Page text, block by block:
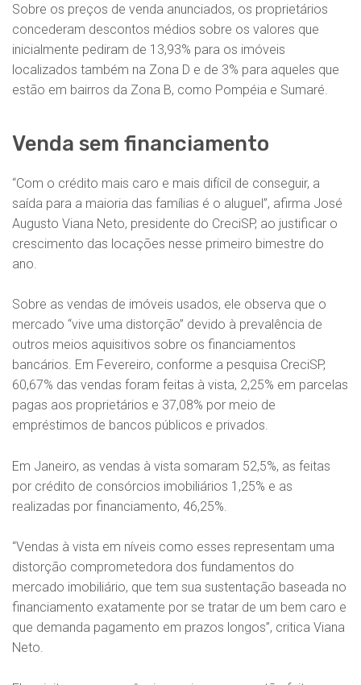
Sobre os preços de venda anunciados, os proprietários
concederam descontos médios sobre os valores que
inicialmente pediram de 13,93% para os imóveis
localizados também na Zona D e de 3% para aqueles que
estão em bairros da Zona B, como Pompéia e Sumaré.
Venda sem financiamento
“Com o crédito mais caro e mais difícil de conseguir, a
saída para a maioria das famílias é o aluguel”, afirma José
Augusto Viana Neto, presidente do CreciSP, ao justificar o
crescimento das locações nesse primeiro bimestre do
ano.
Sobre as vendas de imóveis usados, ele observa que o
mercado “vive uma distorção” devido à prevalência de
outros meios aquisitivos sobre os financiamentos
bancários. Em Fevereiro, conforme a pesquisa CreciSP,
60,67% das vendas foram feitas à vista, 2,25% em parcelas
pagas aos proprietários e 37,08% por meio de
empréstimos de bancos públicos e privados.
Em Janeiro, as vendas à vista somaram 52,5%, as feitas
por crédito de consórcios imobiliários 1,25% e as
realizadas por financiamento, 46,25%.
“Vendas à vista em níveis como esses representam uma
distorção comprometedora dos fundamentos do
mercado imobiliário, que tem sua sustentação baseada no
financiamento exatamente por se tratar de um bem caro e
que demanda pagamento em prazos longos”, critica Viana
Neto.